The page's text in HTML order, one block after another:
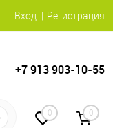
Вход Регистрация
+7 913 903-10-55
0 0